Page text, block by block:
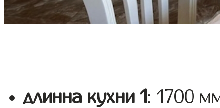
длинна кухни 1: 1700